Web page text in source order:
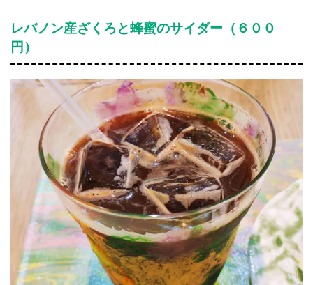
レバノン産ざくろと蜂蜜のサイダー（６００
円）